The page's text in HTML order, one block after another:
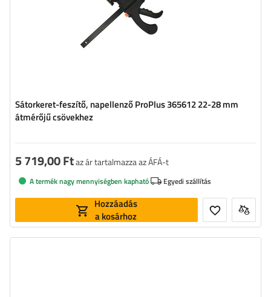
Sátorkeret-feszítő, napellenző ProPlus 365612 22-28 mm
átmérőjű csövekhez
5 719,00 Ftaz ár tartalmazza az ÁFÁ-t
A termék nagy mennyiségben kapható Egyedi szállítás
Hozzáadás
a kosárhoz